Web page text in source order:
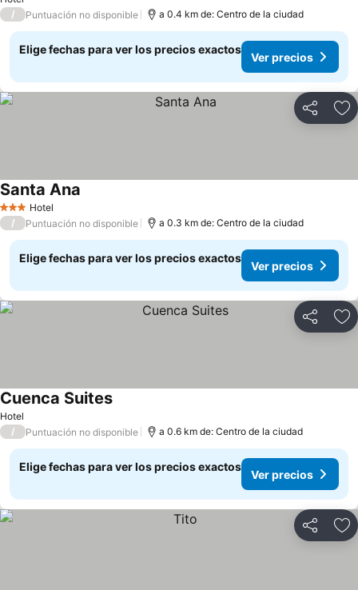
/
Puntuación no disponible a 0.4 km de: Centro de la ciudad
Elige fechas para ver los precios exactos
Ver precios
Compartir
3 Estrellas
Hotel
Santa Ana
/ Puntuación no disponible a 0.3 km de: Centro de la ciudad
Elige fechas para ver los precios exactos
Ver precios
Compartir
Hotel
Cuenca Suites
/ Puntuación no disponible a 0.6 km de: Centro de la ciudad
Elige fechas para ver los precios exactos
Ver precios
Compartir